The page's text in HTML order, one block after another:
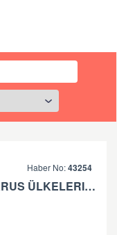
Haber No:43254
RUSYA VE BELARUS ÜLKELERINDEN ITHAL EDILEN TAHIL ÜRÜNLERINE GÜMRÜK VERGISI